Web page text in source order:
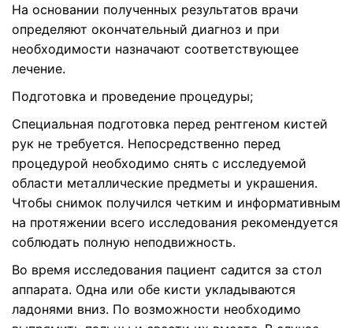
На основании полученных результатов врачи
определяют окончательный диагноз и при
необходимости назначают соответствующее
лечение.
Подготовка и проведение процедуры;
Специальная подготовка перед рентгеном кистей
рук не требуется. Непосредственно перед
процедурой необходимо снять с исследуемой
области металлические предметы и украшения.
Чтобы снимок получился четким и информативным
на протяжении всего исследования рекомендуется
соблюдать полную неподвижность.
Во время исследования пациент садится за стол
аппарата. Одна или обе кисти укладываются
ладонями вниз. По возможности необходимо